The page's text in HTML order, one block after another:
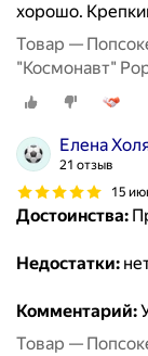
хорошо.
Товар —
"Космонавт"
Елена
21 отзыв
15
Достоинства:
Недостатки:
Комментарий:
Товар —